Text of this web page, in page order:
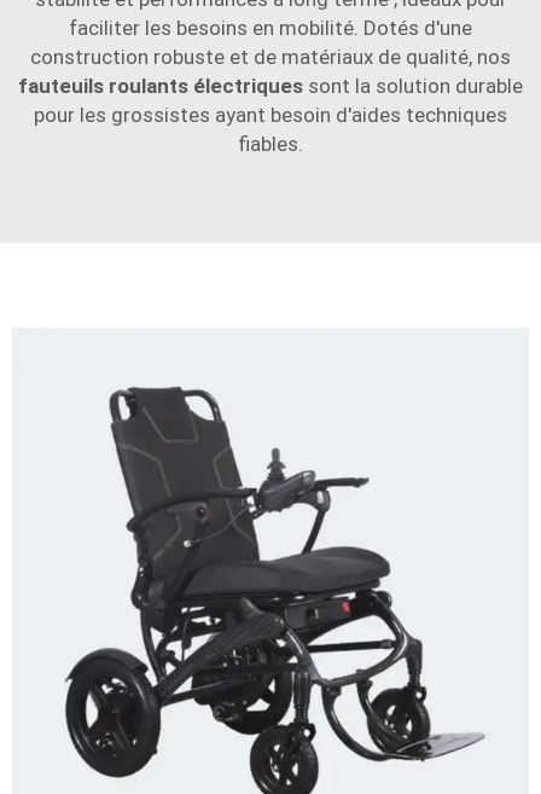
faciliter les besoins en mobilité. Dotés d'une
construction robuste et de matériaux de qualité, nos
fauteuils roulants électriques sont la solution durable
pour les grossistes ayant besoin d'aides techniques
fiables.